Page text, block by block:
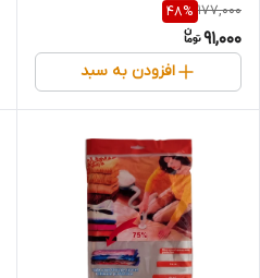
177,000
48%
91,000
افزودن به سبد